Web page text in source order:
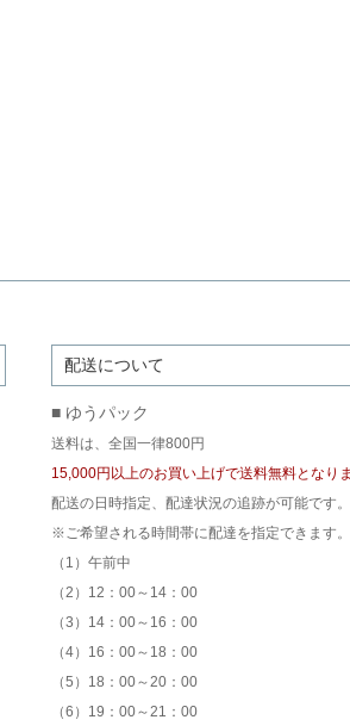
配送について
■ ゆうパック
送料は、全国一律800円
15,000円以上のお買い上げで送料無料となりま
配送の日時指定、配達状況の追跡が可能です。
※ご希望される時間帯に配達を指定できます。
（1）午前中
（2）12：00～14：00
（3）14：00～16：00
（4）16：00～18：00
（5）18：00～20：00
（6）19：00～21：00